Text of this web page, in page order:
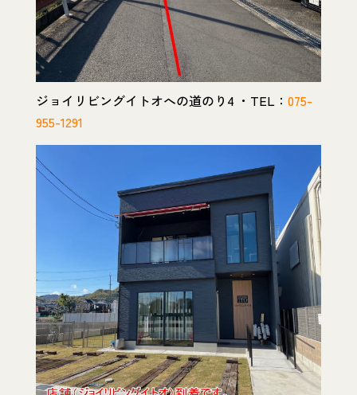
ジョイリビングイトオへの道のり4 ・TEL： 075-
955-1291